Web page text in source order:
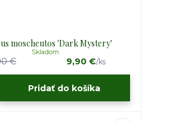
moscheutos 'Dark Mystery'
€ 9,90 €/ks
Skladom
Pridať do košíka